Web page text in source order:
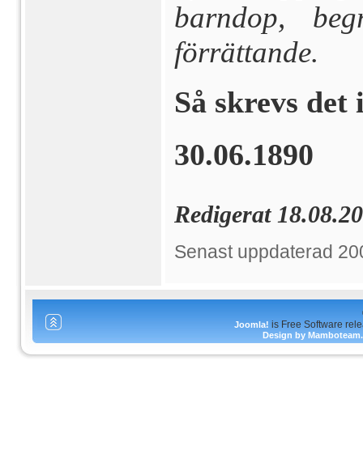
barndop,
förrättande.
Så skrevs det
30.06.1890
Redigerat
Senast uppdaterad
Joomla! is Free Software
Design by